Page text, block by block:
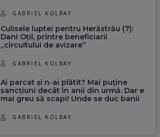
GABRIEL KOLBAY
Culisele luptei pentru Herăstrău (7):
Dani Oțil, printre beneficiarii
„circuitului de avizare”
GABRIEL KOLBAY
Ai parcat și n-ai plătit? Mai puține
sancțiuni decât în anii din urmă. Dar e
mai greu să scapi! Unde se duc banii
GABRIEL KOLBAY